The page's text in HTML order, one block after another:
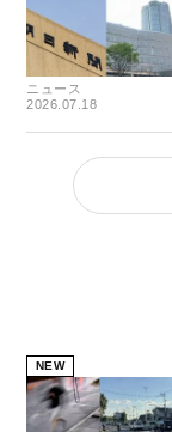
ニュース
2026.07.18
NEW